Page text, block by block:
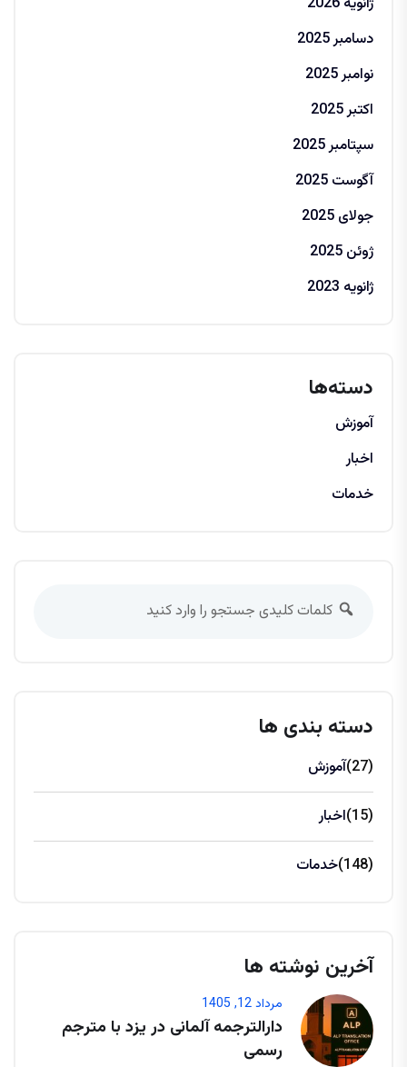
دسامبر 2025
نوامبر 2025
اکتبر 2025
سپتامبر 2025
آگوست 2025
جولای 2025
ژوئن 2025
ژانویه 2023
دسته‌ها
آموزش
اخبار
خدمات
دسته بندی ها
آموزش (27)
اخبار (15)
خدمات (148)
آخرین نوشته ها
مرداد 12, 1405
دارالترجمه آلمانی در یزد با مترجم
رسمی